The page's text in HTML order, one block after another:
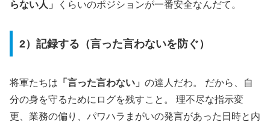
らない人」 くらいのポジションが一番安全なんだて。
2）記録する（言った言わないを防ぐ）
将軍たちは 「言った言わない」 の達人だわ。 だから、自
分の身を守るためにログを残すこと。 理不尽な指示変
更、業務の偏り、パワハラまがいの発言があった日時と内